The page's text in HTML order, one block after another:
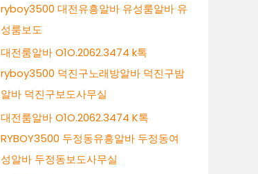
ryboy3500 대전유흥알바 유성룸알바 유
성룸보도
대전룸알바 O1O.2062.3474 k톡
ryboy3500 덕진구노래방알바 덕진구밤
알바 덕진구보도사무실
대전룸알바 O1O.2062.3474 K톡
RYBOY3500 두정동유흥알바 두정동여
성알바 두정동보도사무실